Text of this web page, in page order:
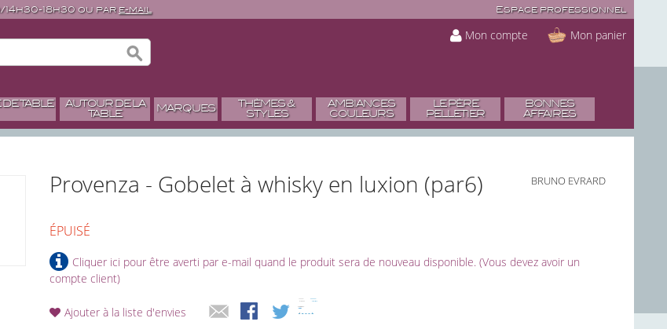
18h30 ou par e-mail Espace professionnel
Mon compte Mon panier
DE TABLE
AUTOUR DE LA
TABLE
MARQUES
THÈMES &
STYLES
AMBIANCES
COULEURS
LE PÈRE
PELLETIER
BONNES
AFFAIRES
Provenza - Gobelet à whisky en luxion (par6) BRUNO EVRARD
ÉPUISÉ
Cliquer ici pour être averti par e-mail quand le produit sera de nouveau disponible. (Vous devez avoir un
compte client)
Ajouter à la liste d'envies